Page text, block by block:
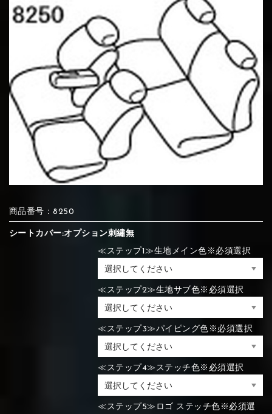
⑦Blue ⑧Orange ⑨Pink
⑩White ⑪Black ⑫Ivory
⑬Light gray
⑦Blue ⑧Orange ⑨Pink
⑩White
⑭Caramel ⑮Wine red
④Brown ⑤Dark Brown ⑥Yellow
⑧Orange ⑨Pink
⑩White ⑪Black ⑫Ivory
⑭Caramel ⑮Wine red
④Beige ⑤Ivory ⑥Red
⑦Wine-red ⑧Yellow ⑨Orange
⑩Brown ⑪Blue
⑭Pink
⑰Silver ⑱Green
④Beige ⑤Ivory
⑦Wine-red ⑧Yellow ⑨Orange
⑩Brown ⑪Blue
⑭Pink ⑮Rose pink
⑰Silver ⑱Green
商品番号：8250
シートカバー:オプション刺繡無
≪ステップ1≫生地メイン色※必須選択
≪ステップ2≫生地サブ色※必須選択
≪ステップ3≫パイピング色※必須選択
≪ステップ4≫ステッチ色※必須選択
≪ステップ5≫ロゴ ステッチ色※必須選